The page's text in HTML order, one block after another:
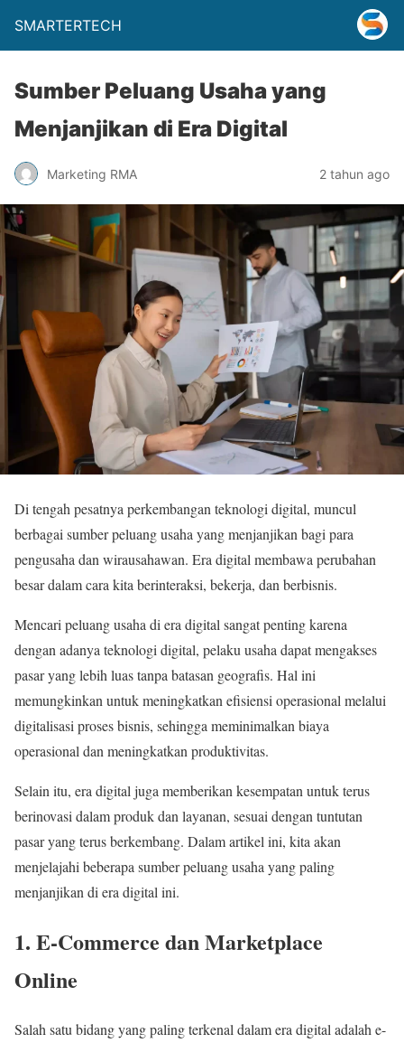
SMARTERTECH
Sumber Peluang Usaha yang
Menjanjikan di Era Digital
Marketing RMA 2 tahun ago
Di tengah pesatnya perkembangan teknologi digital, muncul
berbagai sumber peluang usaha yang menjanjikan bagi para
pengusaha dan wirausahawan. Era digital membawa perubahan
besar dalam cara kita berinteraksi, bekerja, dan berbisnis.
Mencari peluang usaha di era digital sangat penting karena
dengan adanya teknologi digital, pelaku usaha dapat mengakses
pasar yang lebih luas tanpa batasan geografis. Hal ini
memungkinkan untuk meningkatkan efisiensi operasional melalui
digitalisasi proses bisnis, sehingga meminimalkan biaya
operasional dan meningkatkan produktivitas.
Selain itu, era digital juga memberikan kesempatan untuk terus
berinovasi dalam produk dan layanan, sesuai dengan tuntutan
pasar yang terus berkembang. Dalam artikel ini, kita akan
menjelajahi beberapa sumber peluang usaha yang paling
menjanjikan di era digital ini.
1. E-Commerce dan Marketplace
Online
Salah satu bidang yang paling terkenal dalam era digital adalah e-